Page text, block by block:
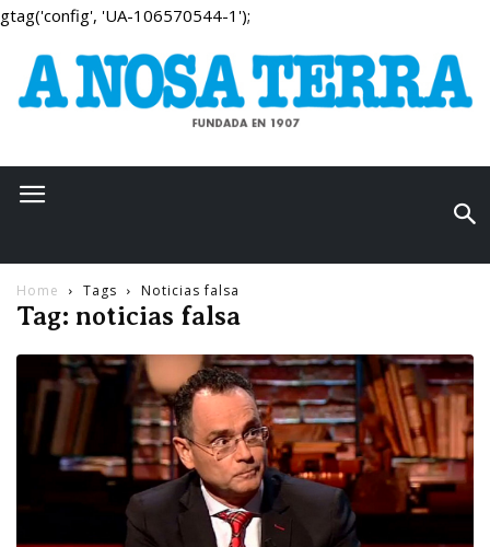
gtag('config', 'UA-106570544-1');
Home Tags Noticias falsa
Tag: noticias falsa